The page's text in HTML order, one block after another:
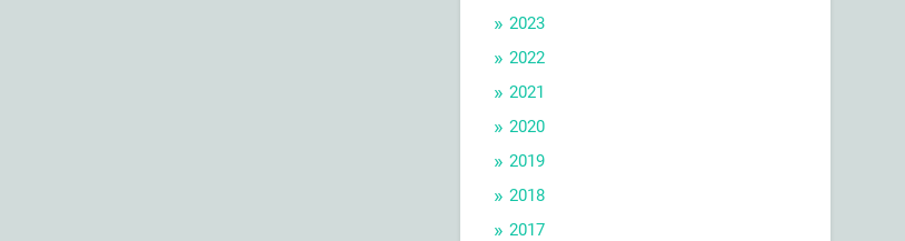
2023
2022
2021
2020
2019
2018
2017